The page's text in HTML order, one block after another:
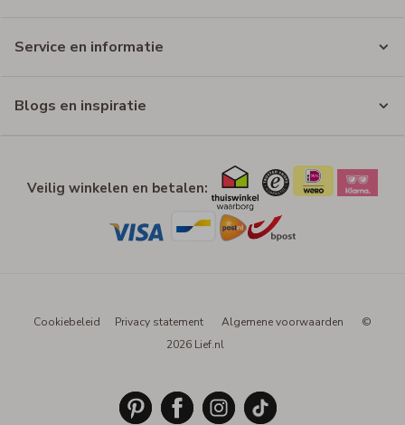
Service en informatie
Blogs en inspiratie
Veilig winkelen en betalen:
Cookiebeleid Privacy statement Algemene voorwaarden
©
2026 Lief.nl